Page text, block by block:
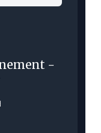
-